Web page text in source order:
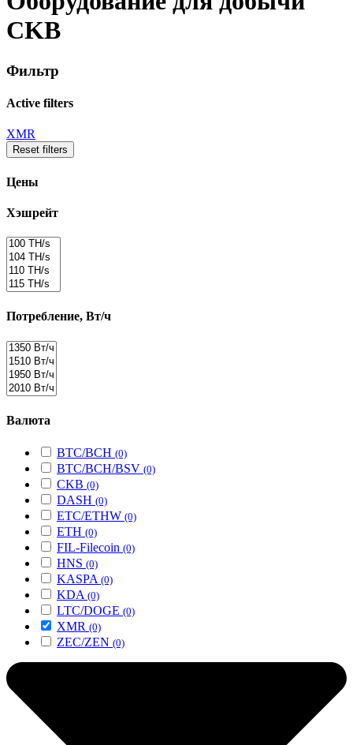
CKB
Фильтр
Active filters
XMR
Reset filters
Цены
Хэшрейт
Потребление, Вт/ч
Валюта
BTC/BCH (0)
BTC/BCH/BSV (0)
CKB (0)
DASH (0)
ETC/ETHW (0)
ETH (0)
FIL-Filecoin (0)
HNS (0)
KASPA (0)
KDA (0)
LTC/DOGE (0)
XMR (0)
ZEC/ZEN (0)